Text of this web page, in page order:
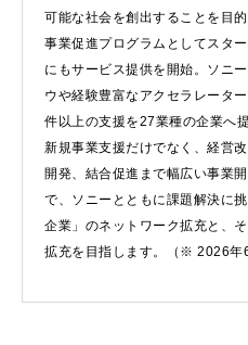
可能な社会を創出することを目
事業促進プログラムとしてスタ
にもサービス提供を開始。ソニ
ウや経験豊富なアクセラレータ
件以上の支援を27業種の企業へ提
新規事業支援だけでなく、経営
開発、結合促進まで幅広い事業
で、ソニーとともに課題解決に
企業」のネットワーク拡充と、
拡充を目指します。（※ 2026年6